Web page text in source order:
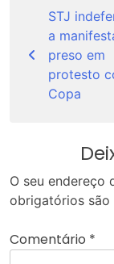
Post
STJ
a
preso em
protesto
Copa
O seu endereço
obrigatórios são
Comentário *